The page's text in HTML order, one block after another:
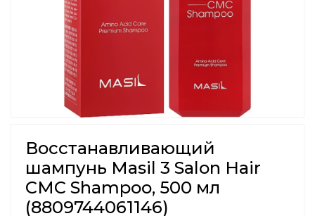
Восстанавливающий
шампунь Masil 3 Salon Hair
CMC Shampoo, 500 мл
(8809744061146)